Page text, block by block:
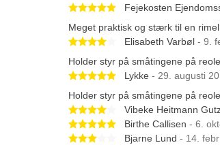
Betygsatt 5 av 5 stjärnor
Fejekosten
Meget praktisk og stærk til en
Betygsatt 4 av 5 stjärnor
Elisabeth Varbøl - 9.
Holder styr på småtingene på
Betygsatt 5 av 5 stjärnor
Lykke - 29. augusti
Holder styr på småtingene på
Betygsatt 4 av 5 stjärnor
Vibeke Heitmann
Betygsatt 5 av 5 stjärnor
Birthe Callisen - 6.
Betygsatt 3 av 5 stjärnor
Bjarne Lund - 14.